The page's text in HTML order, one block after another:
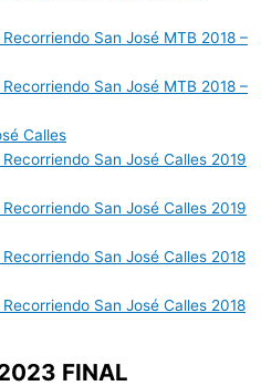
San José MTB 2018 –
San José MTB 2018 –
Calles
San José Calles 2019
San José Calles 2019
San José Calles 2018
San José Calles 2018
FINAL